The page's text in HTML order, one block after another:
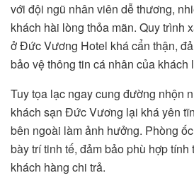
với đội ngũ nhân viên dễ thương,
khách hài lòng thỏa mãn. Quy trình
ở Đức Vương Hotel khá cẩn thận,
bảo vệ thông tin cá nhân của khách
Tuy tọa lạc ngay cung đường nhộn
khách sạn Đức Vương lại khá yên
bên ngoài làm ảnh hưởng. Phòng
bày trí tinh tế, đảm bảo phù hợp tính
khách hàng chi trả.